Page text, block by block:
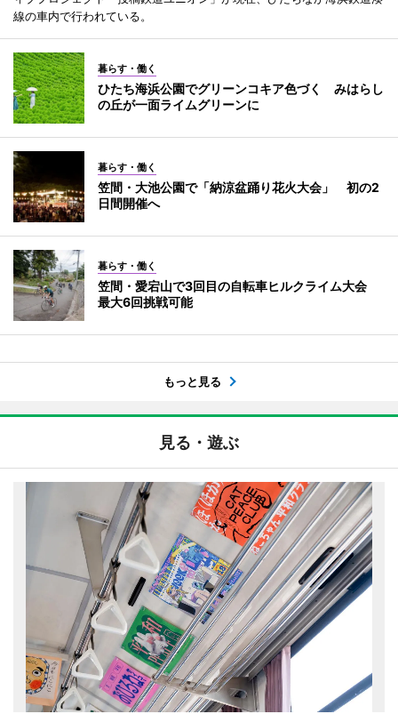
線の車内で行われている。
暮らす・働く
ひたち海浜公園でグリーンコキア色づく みはらし
の丘が一面ライムグリーンに
暮らす・働く
笠間・大池公園で「納涼盆踊り花火大会」 初の2
日間開催へ
暮らす・働く
笠間・愛宕山で3回目の自転車ヒルクライム大会
最大6回挑戦可能
もっと見る
見る・遊ぶ